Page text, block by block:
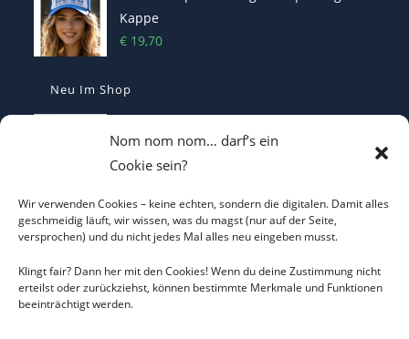
Nom nom nom… darf’s ein
Cookie sein?
Wir verwenden Cookies – keine echten, sondern die digitalen. Damit alles
geschmeidig läuft, wir wissen, was du magst (nur auf der Seite,
versprochen) und du nicht jedes Mal alles neu eingeben musst.
Klingt fair? Dann her mit den Cookies! Wenn du deine Zustimmung nicht
erteilst oder zurückziehst, können bestimmte Merkmale und Funktionen
beeinträchtigt werden.
Kappe
€ 19,70
Neu Im Shop
Bestickte Statement-Kappe
€29,90
Make Belgium Great Again Pet - Bestickte
Cap
Make Greece Great Again καπέλο -